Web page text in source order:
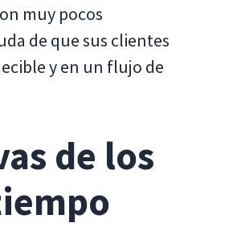
muy pocos
de que sus clientes
y en un flujo de
de los